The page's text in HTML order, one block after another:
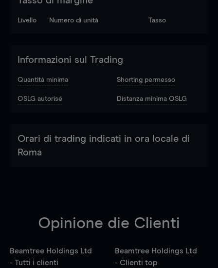
Livello Numero di unità Tasso
Informazioni sul Trading
Quantità minima Shorting permesso
OSLG autorisé Distanza minima OSLG
Orari di trading indicati in ora locale di
Roma
Opinione die Clienti
Beamtree Holdings Ltd
- Tutti i clienti
Beamtree Holdings Ltd
- Clienti top